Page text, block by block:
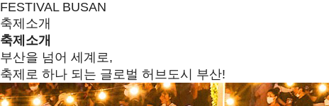
FESTIVAL BUSAN
축제소개
축제소개
부산을 넘어 세계로,
축제로 하나 되는 글로벌 허브도시 부산!